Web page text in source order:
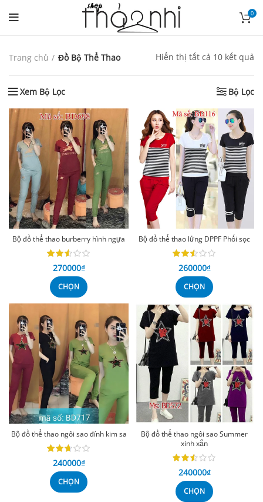
0
Trang chủ Đồ Bộ Thể Thao Hiển thị tất cả 10 kết quả
Xem Bộ Lọc Bộ Lọc
Bộ đồ thể thao burberry hình ngựa
270000₫
CHỌN
Bộ đồ thể thao lửng DPPF Phối sọc
260000₫
CHỌN
Bộ đồ thể thao ngôi sao đính kim sa
240000₫
CHỌN
Bộ đồ thể thao ngôi sao Summer
xinh xắn
240000₫
CHỌN